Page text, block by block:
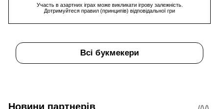
Участь в азартних іграх може викликати ігрову залежність.
Дотримуйтеся правил (принципів) відповідальної гри
Всі букмекери